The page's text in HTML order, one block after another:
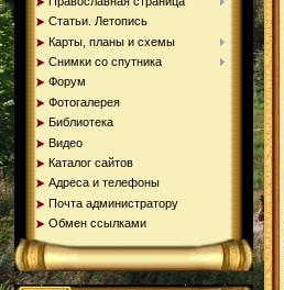
Статьи. Летопись
Карты, планы и схемы
Снимки со спутника
Форум
Фотогалерея
Библиотека
Видео
Каталог сайтов
Адреса и телефоны
Почта администратору
Обмен ссылками